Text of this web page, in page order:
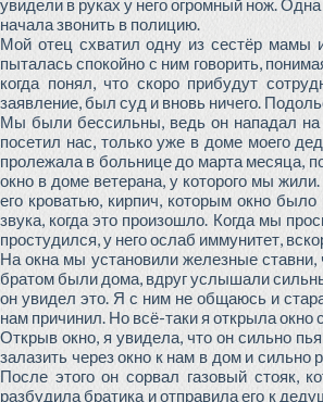
увидели в руках у него огромный нож.
начала звонить в полицию.
Мой отец схватил одну из сестёр мамы
пыталась спокойно с ним говорить,
когда понял, что скоро прибудут
заявление, был суд и вновь ничего.
Мы были бессильны, ведь он нападал на
посетил нас, только уже в доме моего
пролежала в больнице до марта месяца,
окно в доме ветерана, у которого мы
его кроватью, кирпич, которым окно
звука, когда это произошло. Когда мы
простудился, у него ослаб иммунитет,
На окна мы установили железные
братом были дома, вдруг услышали
он увидел это. Я с ним не общаюсь и
нам причинил. Но всё-таки я открыла окно
Открыв окно, я увидела, что он сильно
залазить через окно к нам в дом и
После этого он сорвал газовый стояк,
разбудила братика и отправила его к